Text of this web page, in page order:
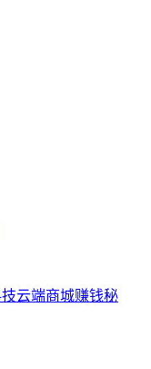
云端商城赚钱秘